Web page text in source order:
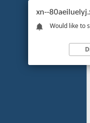
xn--
Would like to